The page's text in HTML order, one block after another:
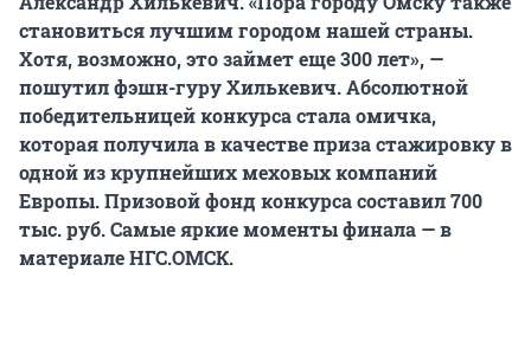
становиться лучшим городом нашей страны.
Хотя, возможно, это займет еще 300 лет», —
пошутил фэшн-гуру Хилькевич. Абсолютной
победительницей конкурса стала омичка,
которая получила в качестве приза стажировку в
одной из крупнейших меховых компаний
Европы. Призовой фонд конкурса составил 700
тыс. руб. Самые яркие моменты финала — в
материале НГС.ОМСК.